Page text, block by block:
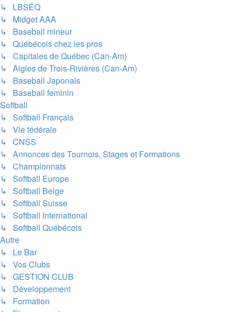
↳ LBSÉQ
↳ Midget AAA
↳ Baseball mineur
↳ Québécois chez les pros
↳ Capitales de Québec (Can-Am)
↳ Aigles de Trois-Rivières (Can-Am)
↳ Baseball Japonais
↳ Baseball feminin
Softball
↳ Softball Français
↳ Vie fédérale
↳ CNSS
↳ Annonces des Tournois, Stages et Formations
↳ Championnats
↳ Softball Europe
↳ Softball Belge
↳ Softball Suisse
↳ Softball International
↳ Softball Québécois
Autre
↳ Le Bar
↳ Vos Clubs
↳ GESTION CLUB
↳ Développement
↳ Formation